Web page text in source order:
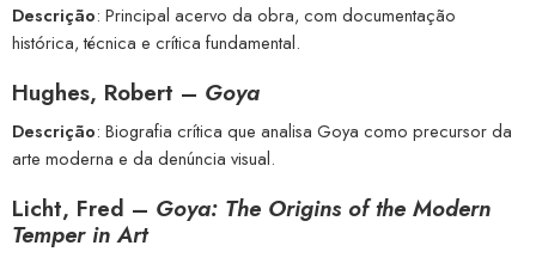
Descrição: Principal acervo da obra, com documentação
histórica, técnica e crítica fundamental.
Hughes, Robert – Goya
Descrição: Biografia crítica que analisa Goya como precursor da
arte moderna e da denúncia visual.
Licht, Fred – Goya: The Origins of the Modern
Temper in Art